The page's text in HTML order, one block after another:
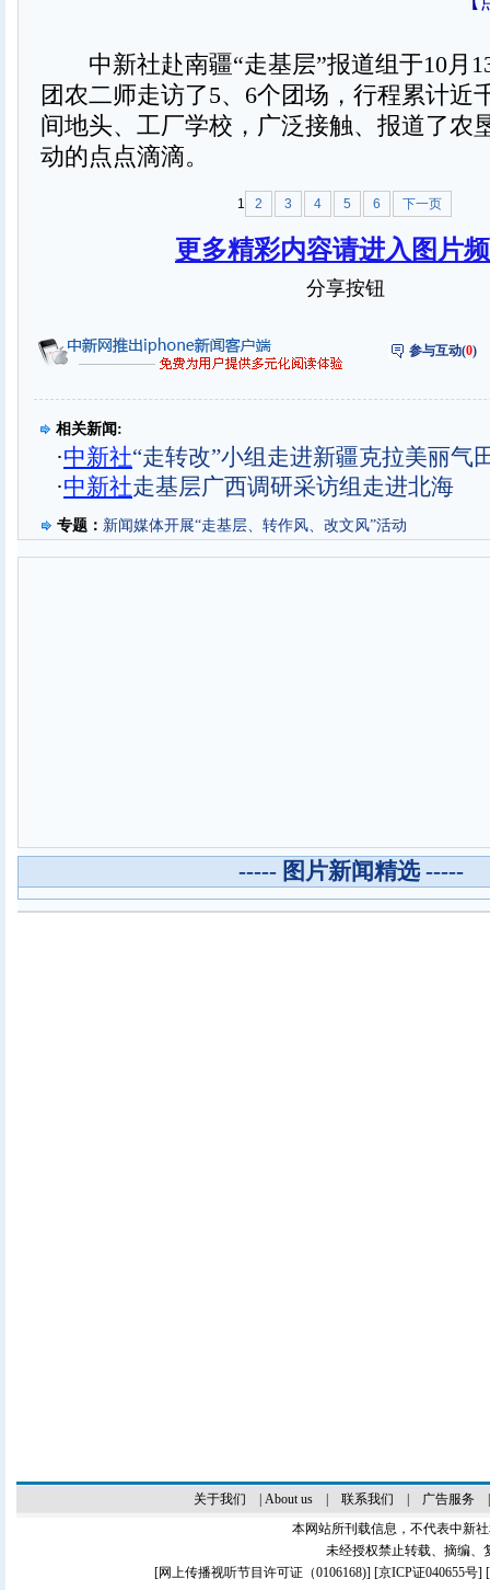
中新社赴南疆“走基层”报道组于10月
团农二师走访了5、6个团场，行程累计近
间地头、工厂学校，广泛接触、报道了农
动的点点滴滴。
1 2 3 4 5 6 下一页
更多精彩内容请进入图片
分享按钮
参与互动(0)
相关新闻:
·中新社“走转改”小组走进新疆克拉美丽气
·中新社走基层广西调研采访组走进北海
专题： 新闻媒体开展“走基层、转作风、改文风”活动
----- 图片新闻精选 -----
关于我们 About us| 联系我们 广告服务
本网站所刊载信息，不代表中新
未经授权禁止转载、摘编、
[网上传播视听节目许可证（0106168)] [京ICP证040655号]